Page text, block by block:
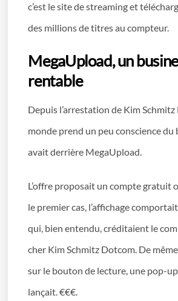
c’est le site de streaming et
des millions de titres au compteur.
MegaUpload, un
rentable
Depuis l’arrestation de Kim
monde prend un peu conscience du
avait derrière MegaUpload.
L’offre proposait un compte gratuit
le premier cas, l’affichage
qui, bien entendu, créditaient le
cher Kim Schmitz Dotcom. De
sur le bouton de lecture, une pop-
lançait. €€€.